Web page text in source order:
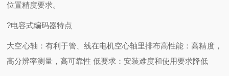
位置精度要求。
?电容式编码器特点
大空心轴：有利于管、线在电机空心轴里排布高性能：高精度，
高分辨率测量，高可靠性 低要求：安装难度和使用要求降低